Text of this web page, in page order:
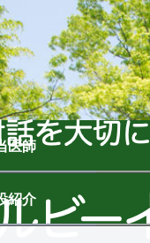
医師
紹介